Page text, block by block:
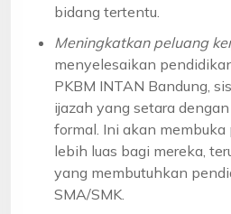
bidang tertentu.
Meningkatkan peluang
menyelesaikan
PKBM INTAN Bandung,
ijazah yang setara
formal. Ini akan membuka
lebih luas bagi mereka,
yang membutuhkan
SMA/SMK.